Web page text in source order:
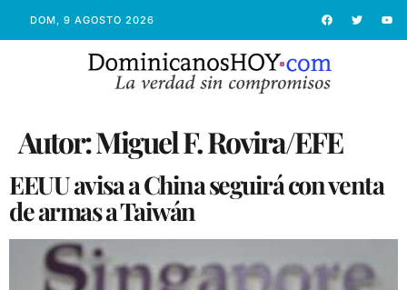
DOM, 9 AGOSTO 2026
Autor:Miguel F. Rovira/EFE
EEUU avisa a China seguirá con venta
de armas a Taiwán